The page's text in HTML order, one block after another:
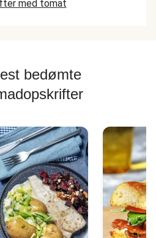
med tomat
bedømte